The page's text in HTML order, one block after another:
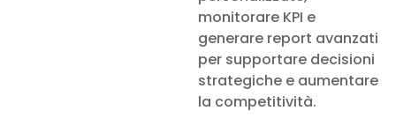
monitorare KPI e
generare report avanzati
per supportare decisioni
strategiche e aumentare
la competitività.